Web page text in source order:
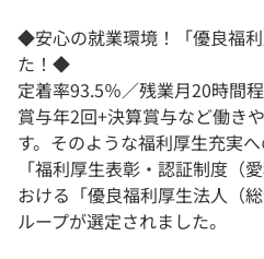
◆安心の就業環境！「優良福
た！◆
定着率93.5％／残業月20時間
賞与年2回+決算賞与など働き
す。そのような福利厚生充実
「福利厚生表彰・認証制度（
おける「優良福利厚生法人（
ループが選定されました。